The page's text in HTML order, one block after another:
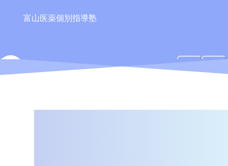
富山医薬個別指導塾
TIPS